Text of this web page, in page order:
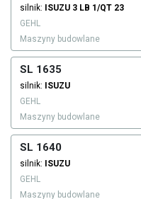
silnik: ISUZU 3 LB 1/QT 23
GEHL
Maszyny budowlane
SL 1635
silnik:
ISUZU
GEHL
Maszyny budowlane
SL 1640
silnik:
ISUZU
GEHL
Maszyny budowlane